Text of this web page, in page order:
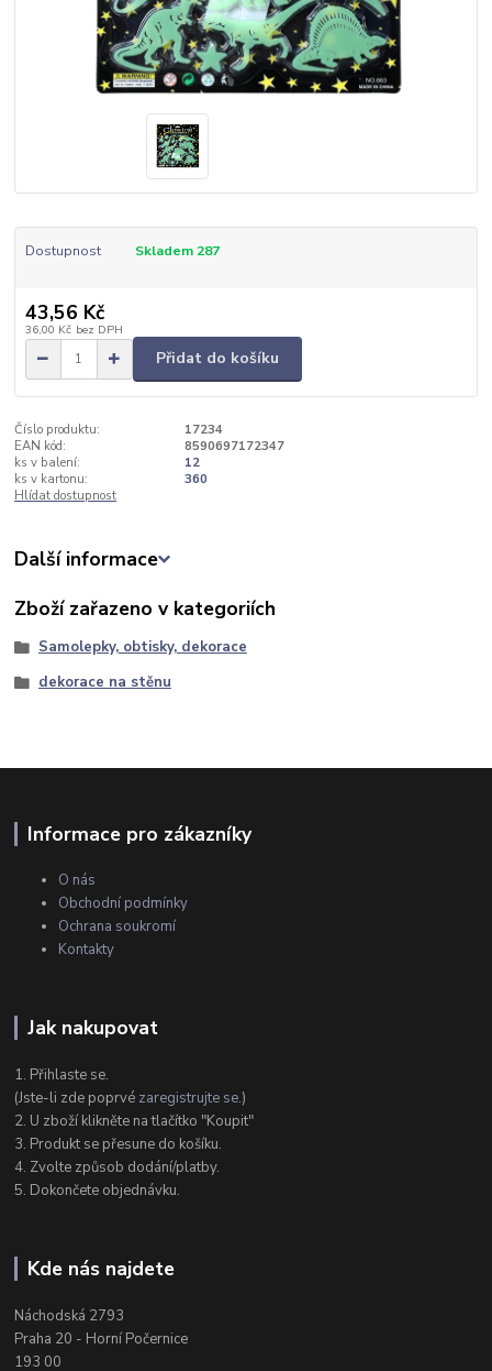
Dostupnost Skladem 287
43,56 Kč
36,00 Kč bez DPH
Přidat do košíku
Číslo produktu:
17234
EAN kód:
8590697172347
ks v balení:
12
ks v kartonu:
360
Hlídat dostupnost
Další informace
Zboží zařazeno v kategoriích
Samolepky, obtisky, dekorace
dekorace na stěnu
Informace pro zákazníky
O nás
Obchodní podmínky
Ochrana soukromí
Kontakty
Jak nakupovat
1. Přihlaste se.
(Jste-li zde poprvé zaregistrujte se.)
2. U zboží klikněte na tlačítko "Koupit"
3. Produkt se přesune do košíku.
4. Zvolte způsob dodání/platby.
5. Dokončete objednávku.
Kde nás najdete
Náchodská 2793
Praha 20 - Horní Počernice
193 00